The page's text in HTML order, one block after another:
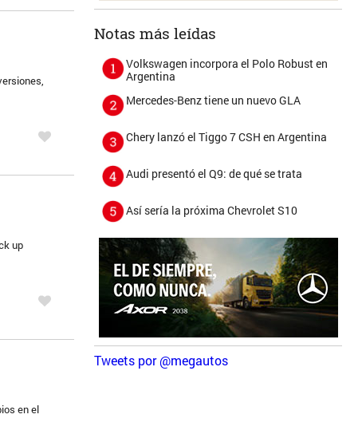
up
en el
Notas más leídas
Volkswagen incorpora el Polo Robust en
Argentina
Mercedes-Benz tiene un nuevo GLA
Chery lanzó el Tiggo 7 CSH en Argentina
Audi presentó el Q9: de qué se trata
Así sería la próxima Chevrolet S10
Tweets por @megautos